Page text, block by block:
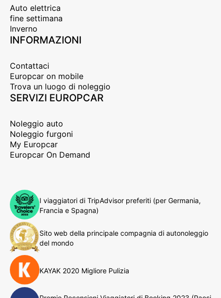
Auto elettrica
fine settimana
Inverno
INFORMAZIONI
Contattaci
Europcar on mobile
Trova un luogo di noleggio
SERVIZI EUROPCAR
Noleggio auto
Noleggio furgoni
My Europcar
Europcar On Demand
I viaggiatori di TripAdvisor preferiti (per Germania,
Francia e Spagna)
Sito web della principale compagnia di autonoleggio
del mondo
KAYAK 2020 Migliore Pulizia